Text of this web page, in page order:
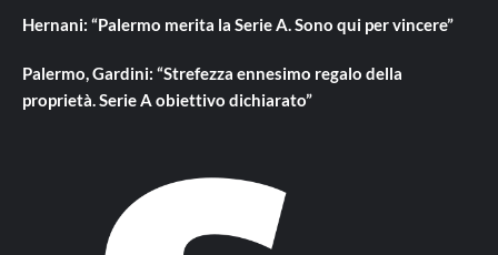
Hernani: “Palermo merita la Serie A. Sono qui per vincere”
Palermo, Gardini: “Strefezza ennesimo regalo della
proprietà. Serie A obiettivo dichiarato”